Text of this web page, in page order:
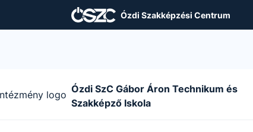
Ózdi Szakképzési Centrum
Ózdi SzC Gábor Áron Technikum és
Szakképző Iskola